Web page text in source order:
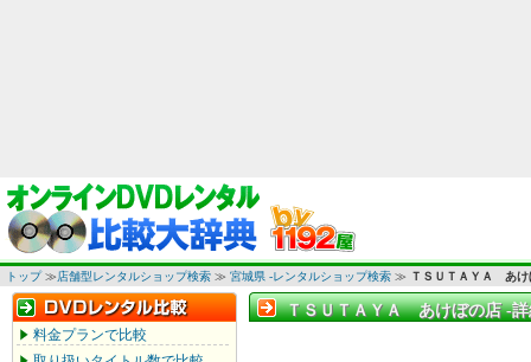
トップ≫店舗型レンタルショップ検索 ≫ 宮城県 -レンタルショップ検索 ≫ ＴＳＵＴＡＹＡ あけ
料金プランで比較
ＴＳＵＴＡＹＡ あけぼの店 -
ＴＳＵＴＡＹＡ あけぼの店 -詳